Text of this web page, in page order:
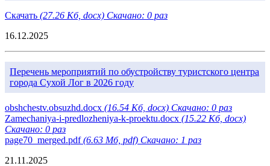
Скачать (27.26 Кб, docx) Скачано: 0 раз
16.12.2025
Перечень мероприятий по обустройству туристского центра
города Сухой Лог в 2026 году
obshchestv.obsuzhd.docx (16.54 Кб, docx) Скачано: 0 раз
Zamechaniya-i-predlozheniya-k-proektu.docx (15.22 Кб, docx)
Скачано: 0 раз
page70_merged.pdf(6.63 Мб, pdf) Скачано: 1 раз
21.11.2025